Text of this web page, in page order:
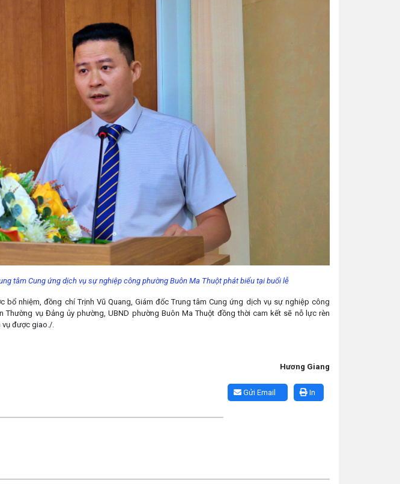
tâm Cung ứng dịch vụ sự nghiệp công phường Buôn Ma Thuột phát biểu tại buổi lễ
bổ nhiệm, đồng chí Trịnh Vũ Quang, Giám đốc Trung tâm Cung ứng dịch vụ sự nghiệp công
vụ Đảng ủy phường, UBND phường Buôn Ma Thuột đồng thời cam kết sẽ nỗ lực rèn
vụ được giao./.
Hương Giang
In
Gửi Email